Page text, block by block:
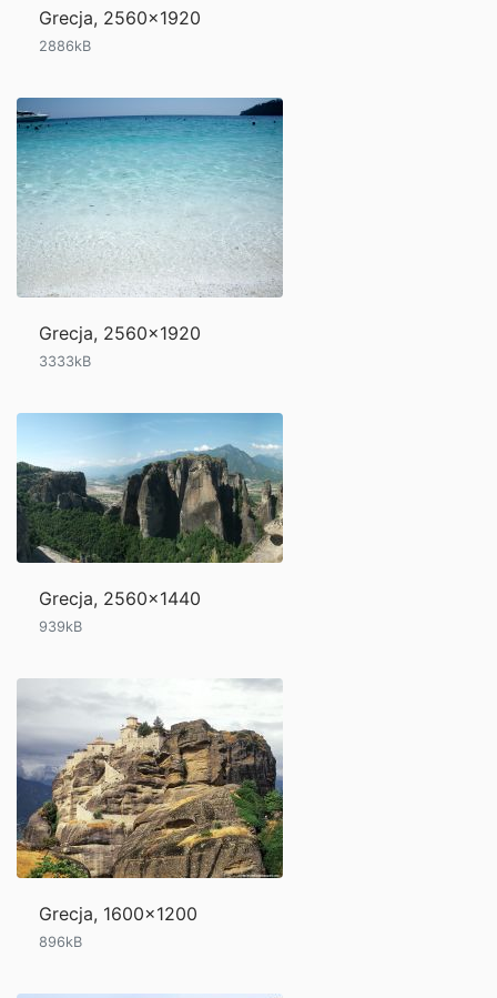
Grecja, 2560x1920
2886kB
Grecja, 2560x1920
3333kB
Grecja, 2560x1440
939kB
Grecja, 1600x1200
896kB